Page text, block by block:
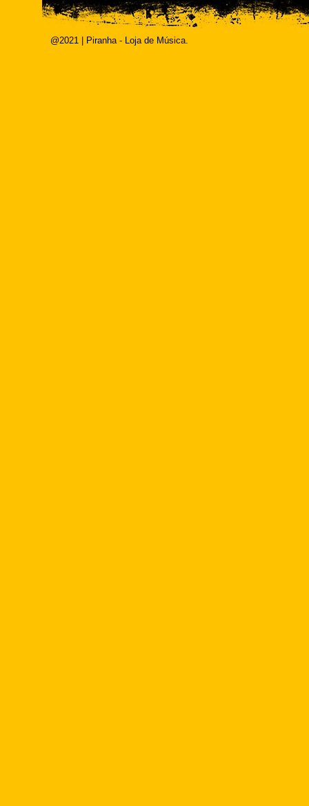
@2021 | Piranha - Loja de Música.